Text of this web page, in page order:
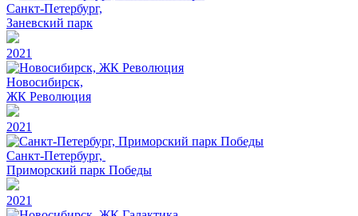
Санкт-Петербург,
Заневский парк
2021
Новосибирск,
ЖК Революция
2021
Санкт-Петербург,
Приморский парк Победы
2021